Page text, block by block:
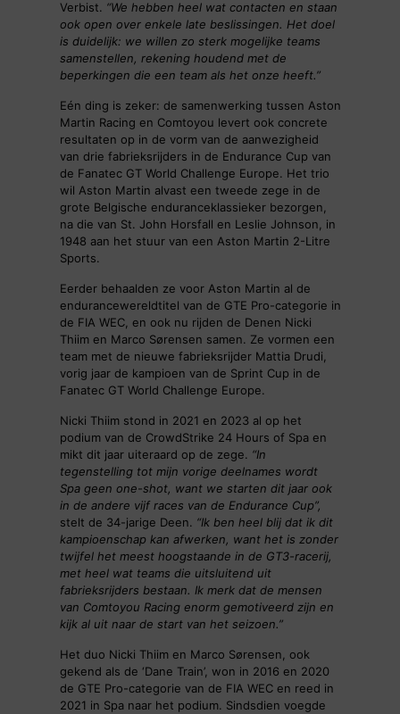
Verbist. “We hebben heel wat contacten en staan
ook open over enkele late beslissingen. Het doel
is duidelijk: we willen zo sterk mogelijke teams
samenstellen, rekening houdend met de
beperkingen die een team als het onze heeft.”
Eén ding is zeker: de samenwerking tussen Aston
Martin Racing en Comtoyou levert ook concrete
resultaten op in de vorm van de aanwezigheid
van drie fabrieksrijders in de Endurance Cup van
de Fanatec GT World Challenge Europe. Het trio
wil Aston Martin alvast een tweede zege in de
grote Belgische enduranceklassieker bezorgen,
na die van St. John Horsfall en Leslie Johnson, in
1948 aan het stuur van een Aston Martin 2-Litre
Sports.
Eerder behaalden ze voor Aston Martin al de
endurancewereldtitel van de GTE Pro-categorie in
de FIA WEC, en ook nu rijden de Denen Nicki
Thiim en Marco Sørensen samen. Ze vormen een
team met de nieuwe fabrieksrijder Mattia Drudi,
vorig jaar de kampioen van de Sprint Cup in de
Fanatec GT World Challenge Europe.
Nicki Thiim stond in 2021 en 2023 al op het
podium van de CrowdStrike 24 Hours of Spa en
mikt dit jaar uiteraard op de zege. “In
tegenstelling tot mijn vorige deelnames wordt
Spa geen one-shot, want we starten dit jaar ook
in de andere vijf races van de Endurance Cup”,
stelt de 34-jarige Deen. “Ik ben heel blij dat ik dit
kampioenschap kan afwerken, want het is zonder
twijfel het meest hoogstaande in de GT3-racerij,
met heel wat teams die uitsluitend uit
fabrieksrijders bestaan. Ik merk dat de mensen
van Comtoyou Racing enorm gemotiveerd zijn en
kijk al uit naar de start van het seizoen.”
Het duo Nicki Thiim en Marco Sørensen, ook
gekend als de ‘Dane Train’, won in 2016 en 2020
de GTE Pro-categorie van de FIA WEC en reed in
2021 in Spa naar het podium. Sindsdien voegde